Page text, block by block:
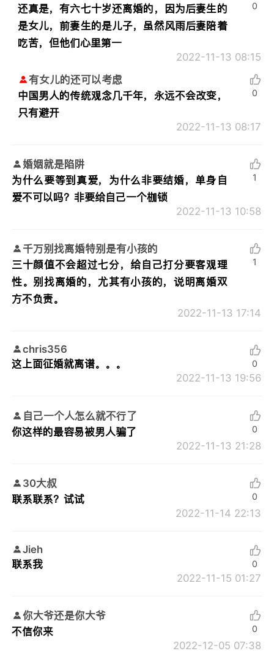
还真是，有六七十岁还离婚的，因为后妻生的
是女儿，前妻生的是儿子，虽然风雨后妻陪着
吃苦，但他们心里第一
2022-11-13 08:15
0
有女儿的还可以考虑
中国男人的传统观念几千年，永远不会改变，
只有避开
2022-11-13 08:17
0
婚姻就是陷阱
为什么要等到真爱，为什么非要结婚，单身自
爱不可以吗？非要给自己一个枷锁
2022-11-13 10:58
1
千万别找离婚特别是有小孩的
三十颜值不会超过七分，给自己打分要客观理
性。别找离婚的，尤其有小孩的，说明离婚双
方不负责。
2022-11-13 17:14
1
chris356
这上面征婚就离谱。。。
2022-11-13 19:56
0
自己一个人怎么就不行了
你这样的最容易被男人骗了
2022-11-13 21:28
0
30大叔
联系联系？试试
2022-11-14 22:13
0
Jieh
联系我
2022-11-15 01:27
0
你大爷还是你大爷
不信你来
2022-12-05 07:38
0